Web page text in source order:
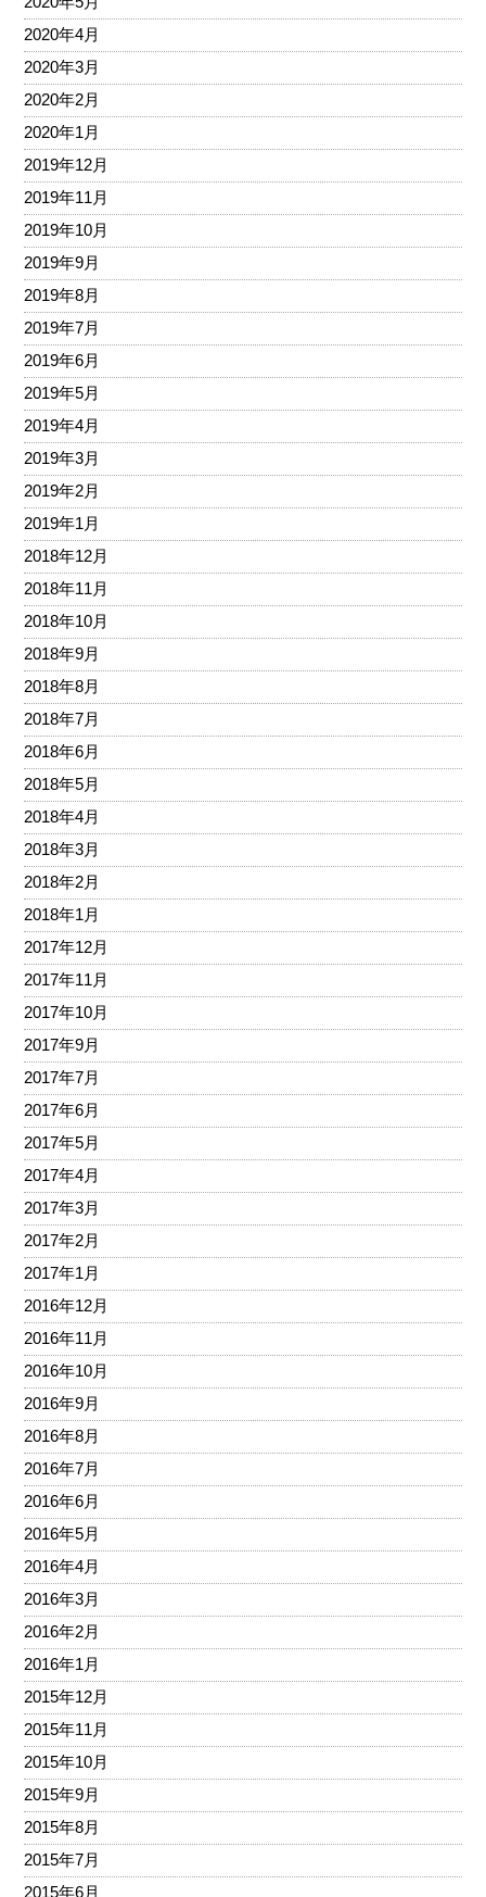
2020年4月
2020年3月
2020年2月
2020年1月
2019年12月
2019年11月
2019年10月
2019年9月
2019年8月
2019年7月
2019年6月
2019年5月
2019年4月
2019年3月
2019年2月
2019年1月
2018年12月
2018年11月
2018年10月
2018年9月
2018年8月
2018年7月
2018年6月
2018年5月
2018年4月
2018年3月
2018年2月
2018年1月
2017年12月
2017年11月
2017年10月
2017年9月
2017年7月
2017年6月
2017年5月
2017年4月
2017年3月
2017年2月
2017年1月
2016年12月
2016年11月
2016年10月
2016年9月
2016年8月
2016年7月
2016年6月
2016年5月
2016年4月
2016年3月
2016年2月
2016年1月
2015年12月
2015年11月
2015年10月
2015年9月
2015年8月
2015年7月
2015年6月